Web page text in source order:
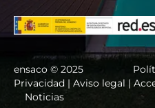
ensaco © 2025
Privacidad | Aviso legal |
Noticias